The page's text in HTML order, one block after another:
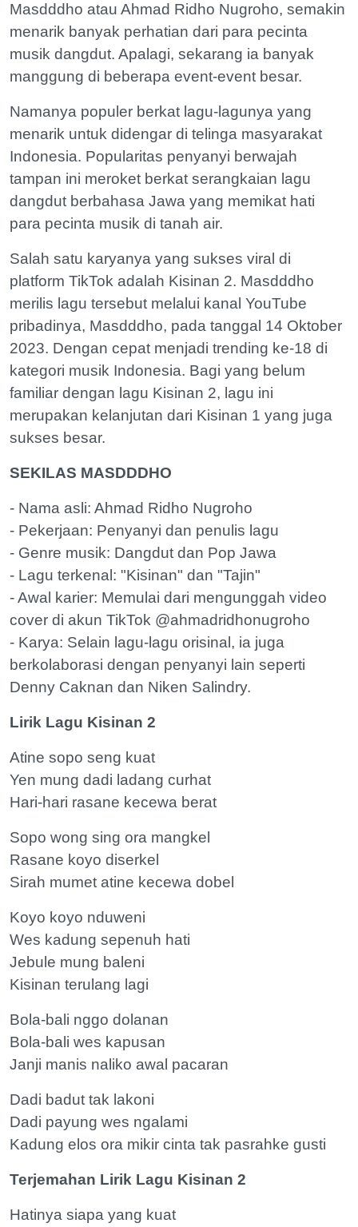
Masdddho atau Ahmad Ridho Nugroho, semakin
menarik banyak perhatian dari para pecinta
musik dangdut. Apalagi, sekarang ia banyak
manggung di beberapa event-event besar.
Namanya populer berkat lagu-lagunya yang
menarik untuk didengar di telinga masyarakat
Indonesia. Popularitas penyanyi berwajah
tampan ini meroket berkat serangkaian lagu
dangdut berbahasa Jawa yang memikat hati
para pecinta musik di tanah air.
Salah satu karyanya yang sukses viral di
platform TikTok adalah Kisinan 2. Masdddho
merilis lagu tersebut melalui kanal YouTube
pribadinya, Masdddho, pada tanggal 14 Oktober
2023. Dengan cepat menjadi trending ke-18 di
kategori musik Indonesia. Bagi yang belum
familiar dengan lagu Kisinan 2, lagu ini
merupakan kelanjutan dari Kisinan 1 yang juga
sukses besar.
SEKILAS MASDDDHO
- Nama asli: Ahmad Ridho Nugroho
- Pekerjaan: Penyanyi dan penulis lagu
- Genre musik: Dangdut dan Pop Jawa
- Lagu terkenal: "Kisinan" dan "Tajin"
- Awal karier: Memulai dari mengunggah video
cover di akun TikTok @ahmadridhonugroho
- Karya: Selain lagu-lagu orisinal, ia juga
berkolaborasi dengan penyanyi lain seperti
Denny Caknan dan Niken Salindry.
Lirik Lagu Kisinan 2
Atine sopo seng kuat
Yen mung dadi ladang curhat
Hari-hari rasane kecewa berat
Sopo wong sing ora mangkel
Rasane koyo diserkel
Sirah mumet atine kecewa dobel
Koyo koyo nduweni
Wes kadung sepenuh hati
Jebule mung baleni
Kisinan terulang lagi
Bola-bali nggo dolanan
Bola-bali wes kapusan
Janji manis naliko awal pacaran
Dadi badut tak lakoni
Dadi payung wes ngalami
Kadung elos ora mikir cinta tak pasrahke gusti
Terjemahan Lirik Lagu Kisinan 2
Hatinya siapa yang kuat